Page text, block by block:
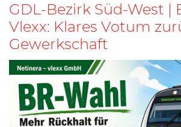
GDL-Bezirk Süd-West |
Vlexx: Klares Votum
Gewerkschaft